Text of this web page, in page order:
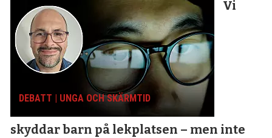
DEBATT | UNGA OCH SKÄRMTID
Vi
skyddar barn på lekplatsen – men inte